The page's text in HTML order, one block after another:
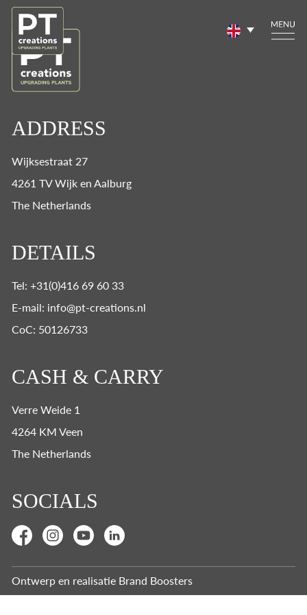
ADDRESS
Wijksestraat 27
4261 TV Wijk en Aalburg
The Netherlands
DETAILS
Tel: +31(0)416 69 60 33
E-mail: info@pt-creations.nl
CoC: 50126733
CASH & CARRY
Verre Weide 1
4264 KM Veen
The Netherlands
SOCIALS
Ontwerp en realisatie Brand Boosters